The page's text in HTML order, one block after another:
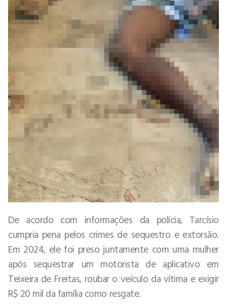
De acordo com informações da polícia, Tarcísio
cumpria pena pelos crimes de sequestro e extorsão.
Em 2024, ele foi preso juntamente com uma mulher
após sequestrar um motorista de aplicativo em
Teixeira de Freitas, roubar o veículo da vítima e exigir
R$ 20 mil da família como resgate.